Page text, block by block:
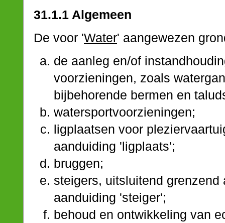
31.1.1 Algemeen
De voor 'Water' aangewezen
de aanleg en/of
voorzieningen, zoals
bijbehorende bermen en
watersportvoorzieningen;
ligplaatsen voor
aanduiding 'ligplaats';
bruggen;
steigers, uitsluitend grenzend
aanduiding 'steiger';
behoud en ontwikkeling van